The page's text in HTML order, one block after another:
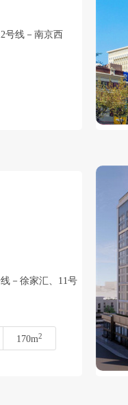
号线－南京西
－徐家汇、11号
170m2